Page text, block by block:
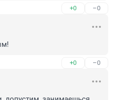
+0 –0
+0 –0